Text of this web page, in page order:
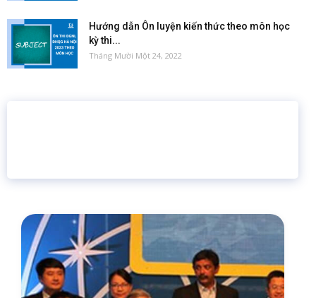
Hướng dẫn Ôn luyện kiến thức theo môn học
kỳ thi...
Tháng Mười Một 24, 2022